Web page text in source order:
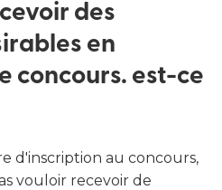
des
en
concours. est-ce
d'inscription au concours,
vouloir recevoir de